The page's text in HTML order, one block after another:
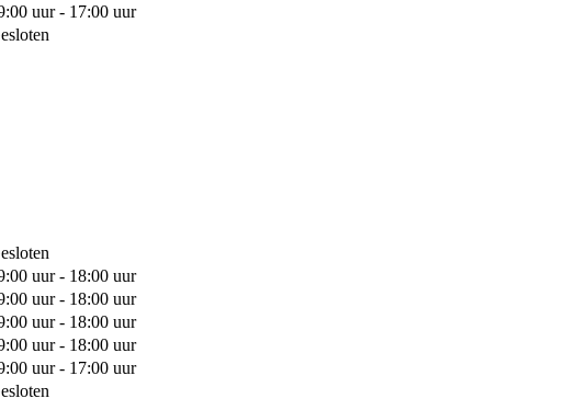
uur - 17:00 uur
uur - 18:00 uur
uur - 18:00 uur
uur - 18:00 uur
uur - 18:00 uur
uur - 17:00 uur